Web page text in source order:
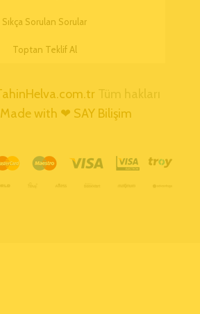
Sıkça Sorulan Sorular
Toptan Teklif Al
Tüm hakları
Made with ❤ SAY Bilişim